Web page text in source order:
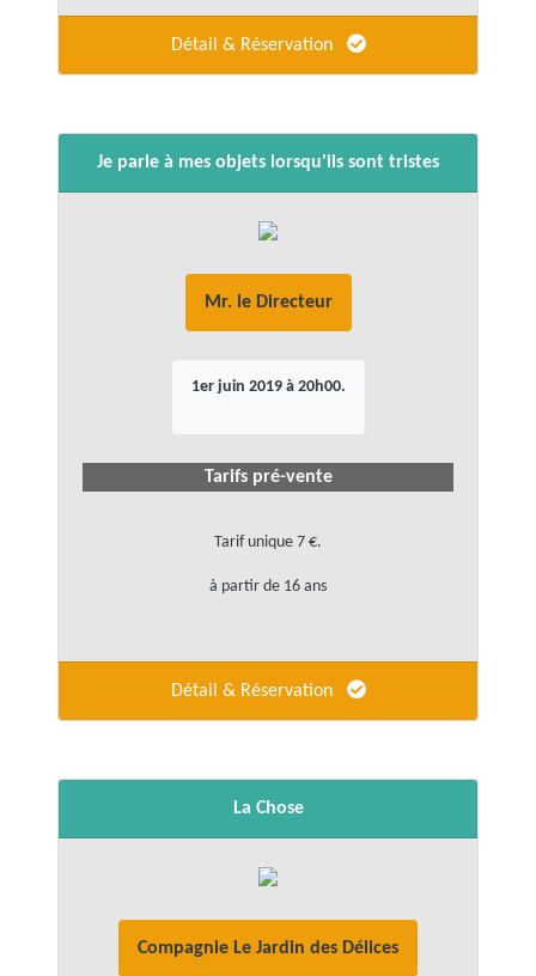
Détail & Réservation
Je parle à mes objets lorsqu'ils sont tristes
Mr. le Directeur
1er juin 2019 à 20h00.
Tarifs pré-vente
Tarif unique 7 €.
à partir de 16 ans
Détail & Réservation
La Chose
Compagnie Le Jardin des Délices